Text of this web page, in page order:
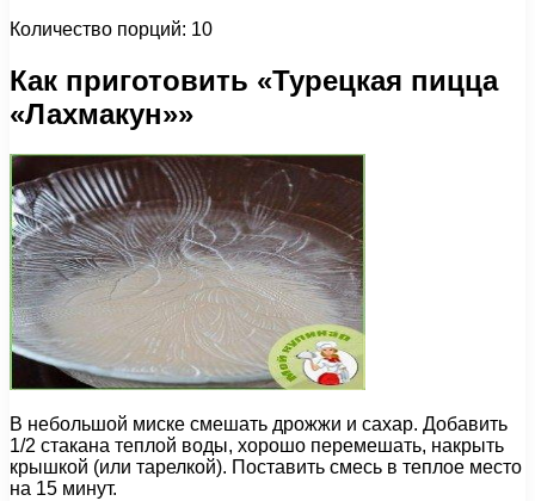
Количество порций: 10
Как приготовить «Турецкая пицца
«Лахмакун»»
В небольшой миске смешать дрожжи и сахар. Добавить
1/2 стакана теплой воды, хорошо перемешать, накрыть
крышкой (или тарелкой). Поставить смесь в теплое место
на 15 минут.